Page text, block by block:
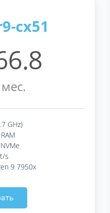
cx51
GHz)
s
9 7950x